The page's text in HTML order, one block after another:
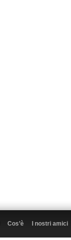
Cos’è I nostri amici